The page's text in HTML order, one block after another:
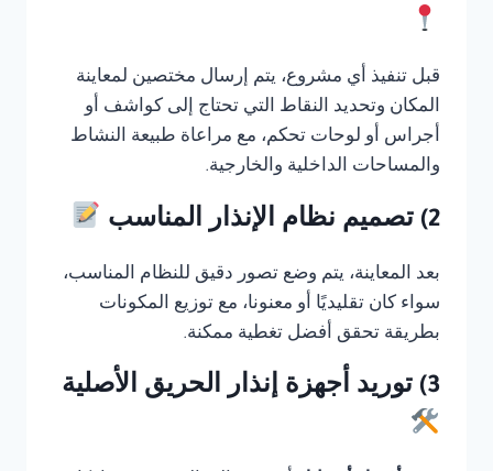
قبل تنفيذ أي مشروع، يتم إرسال مختصين لمعاينة
المكان وتحديد النقاط التي تحتاج إلى كواشف أو
أجراس أو لوحات تحكم، مع مراعاة طبيعة النشاط
والمساحات الداخلية والخارجية.
2) تصميم نظام الإنذار المناسب
بعد المعاينة، يتم وضع تصور دقيق للنظام المناسب،
سواء كان تقليديًا أو معنونا، مع توزيع المكونات
بطريقة تحقق أفضل تغطية ممكنة.
3) توريد أجهزة إنذار الحريق الأصلية